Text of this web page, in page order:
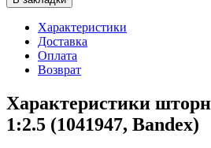
Характеристики
Доставка
Оплата
Возврат
Характеристики
1:2.5 (1041947, Bandex)